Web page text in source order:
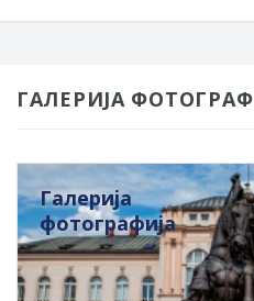
ГАЛЕРИЈА
Галерија
фотографија